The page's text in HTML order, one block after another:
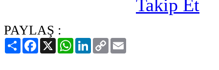
PAYLAŞ :
PaylaşFacebook
X WhatsAppLinkedIn
Copy
Link